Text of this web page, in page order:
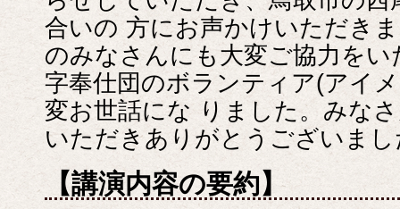
合いの 方にお声かけいただき
のみなさんにも大変ご協力を
字奉仕団のボランティア(アイ
変お世話にな りました。みな
いただきありがとうございまし
【講演内容の要約】